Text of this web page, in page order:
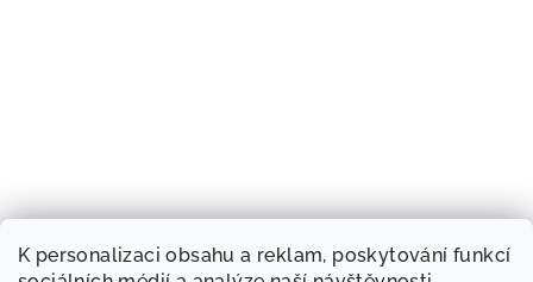
K personalizaci obsahu a reklam, poskytování funkcí